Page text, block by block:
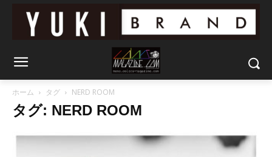
ホーム タグ NERD ROOM
タグ: NERD ROOM